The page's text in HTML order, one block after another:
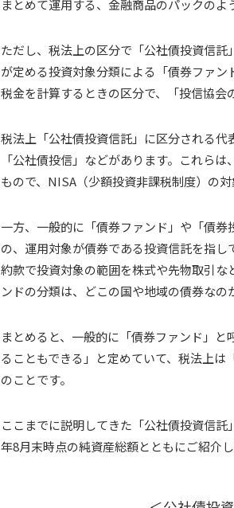
まとめて運用する、金融商品のパックのよ
ただし、税法上の区分で「公社債投資信託
が定める投資対象分類による「債券ファ
税金を計算するときの区分で、「投信協会
税法上「公社債投資信託」に区分される
「公社債投信」などがあります。これら
もので、NISA（少額投資非課税制度）の対
一方、一般的に「債券ファンド」や「債
の、運用対象が債券である投資信託を指
約款で投資対象の範囲を株式や先物取引
ンドの分類は、どこの国や地域の債券なの
まとめると、一般的に「債券ファンド」
ることもできる」と定めていて、税法上
のことです。
ここまでに説明してきた「公社債投資信
年8月末時点の純資産総額とともにご紹介し